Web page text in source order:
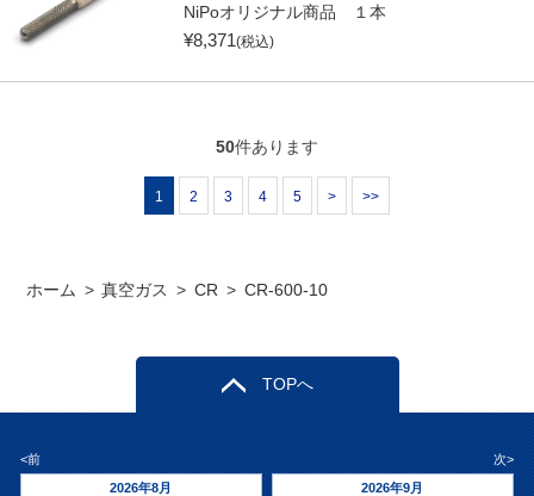
NiPoオリジナル商品 １本
¥8,371(税込)
50件あります
1 2 3 4 5 > >>
ホーム > 真空ガス > CR > CR-600-10
TOPへ
<前
次>
2026年8月
2026年9月